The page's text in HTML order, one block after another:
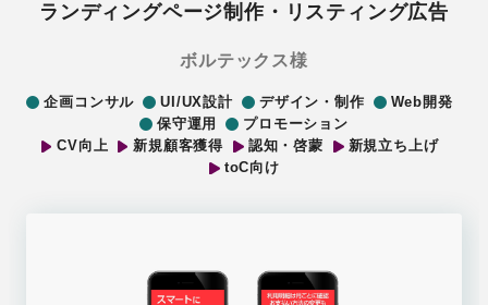
ランディングページ制作・リスティング広告
ボルテックス様
企画コンサル UI/UX設計 デザイン・制作
Web開発
保守運用
プロモーション
CV向上
新規顧客獲得 認知・啓蒙
新規立ち上げ
toC向け